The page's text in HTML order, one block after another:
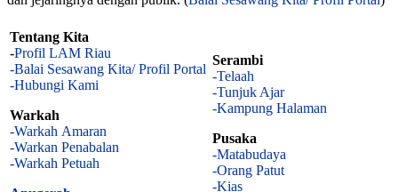
Tentang Kita
-Profil LAM Riau
-Balai Sesawang Kita/ Profil Portal
-Hubungi Kami
Warkah
-Warkah Amaran
-Warkan Penabalan
-Warkah Petuah
Serambi
-Telaah
-Tunjuk Ajar
-Kampung Halaman
Pusaka
-Matabudaya
-Orang Patut
-Kias